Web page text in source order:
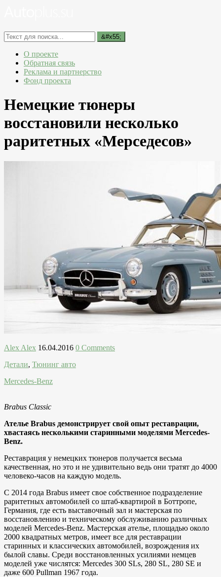
О проекте
Обратная связь
Реклама и партнерство
Фонд проекта
Немецкие тюнеры
восстановили несколько
раритетных «Мерседесов»
Alex Alex 16.04.2016 0 Comments
Детали, Тюнинг авто
Mercedes-Benz
Brabus Classic
Ателье Brabus демонстрирует свой опыт реставрации,
хвастаясь несколькими старинными моделями Mercedes-
Benz.
Реставрация у немецких тюнеров получается весьма
качественная, но это и не удивительно ведь они тратят до 4000
человеко-часов на каждую модель.
С 2014 года Brabus имеет свое собственное подразделение
раритетных автомобилей со штаб-квартирой в Боттропе,
Германия, где есть выставочный зал и мастерская по
восстановлению и техническому обслуживанию различных
моделей Mercedes-Benz. Мастерская ателье, площадью около
2000 квадратных метров, имеет все для реставрации
старинных и классических автомобилей, возрождения их
былой славы. Среди восстановленных усилиями немцев
моделей уже числятся: Mercedes 300 SLs, 280 SL, 280 SE и
даже 600 Pullman 1967 года.